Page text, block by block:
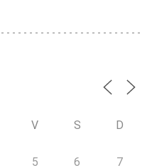
V S D
5 6 7